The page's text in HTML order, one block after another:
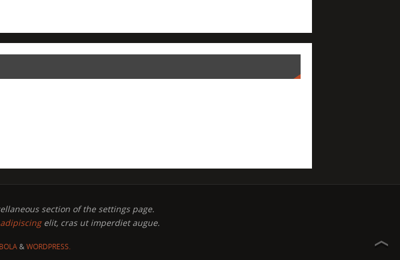
section of the settings page.
elit, cras ut imperdiet augue.
&WORDPRESS.